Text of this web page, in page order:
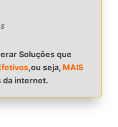
Soluções que
,ou seja, MAIS
da internet.